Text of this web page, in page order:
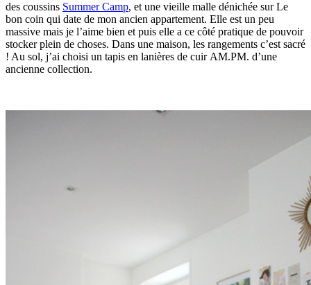
des coussins Summer Camp, et une vieille malle dénichée sur Le
bon coin qui date de mon ancien appartement. Elle est un peu
massive mais je l’aime bien et puis elle a ce côté pratique de pouvoir
stocker plein de choses. Dans une maison, les rangements c’est sacré
! Au sol, j’ai choisi un tapis en lanières de cuir AM.PM. d’une
ancienne collection.